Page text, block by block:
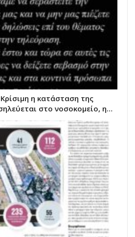
η κατάσταση της
στο νοσοκομείο, η…